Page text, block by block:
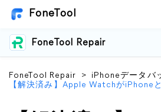
FoneTool
FoneTool Repair
FoneTool Repair > iPhoneデータバ
【解決済み】Apple WatchがiPhone